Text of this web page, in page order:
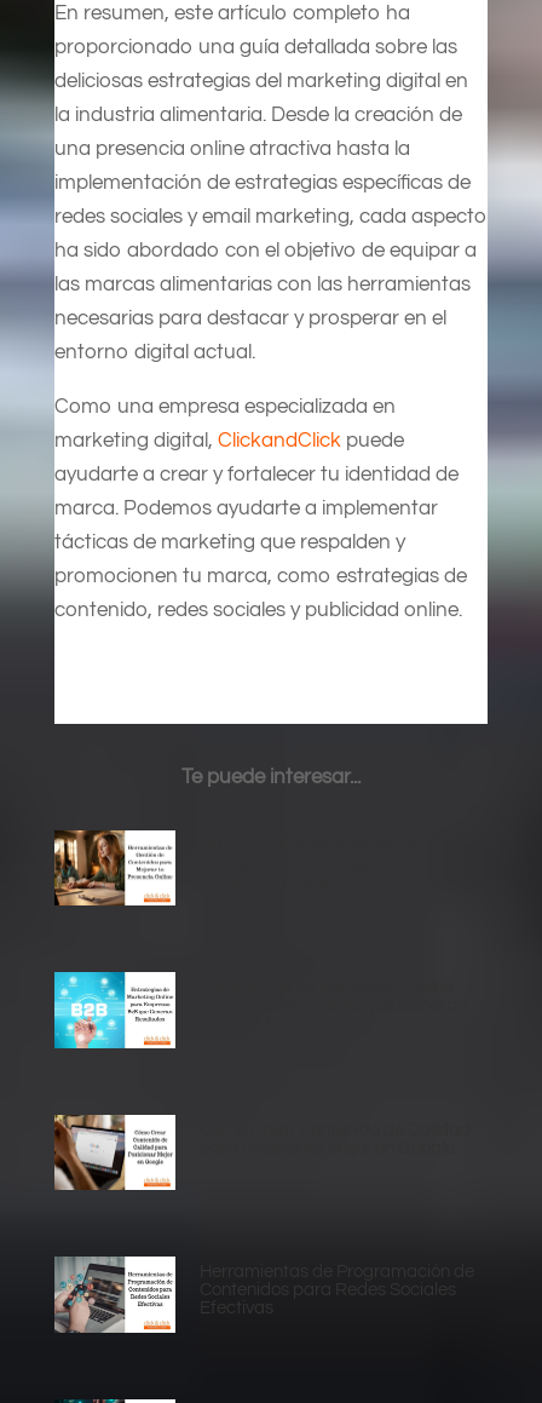
En resumen, este artículo completo ha
proporcionado una guía detallada sobre las
deliciosas estrategias del marketing digital en
la industria alimentaria. Desde la creación de
una presencia online atractiva hasta la
implementación de estrategias específicas de
redes sociales y email marketing, cada aspecto
ha sido abordado con el objetivo de equipar a
las marcas alimentarias con las herramientas
necesarias para destacar y prosperar en el
entorno digital actual.
Como una empresa especializada en
marketing digital, ClickandClickpuede
ayudarte a crear y fortalecer tu identidad de
marca. Podemos ayudarte a implementar
tácticas de marketing que respalden y
promocionen tu marca, como estrategias de
contenido, redes sociales y publicidad online.
Te puede interesar...
Efectivas